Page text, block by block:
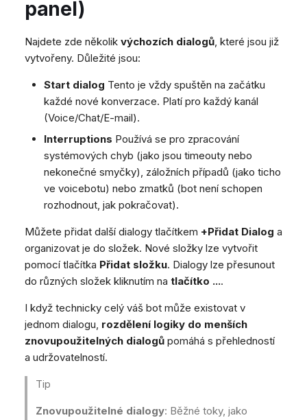
Sociální sítě
Můj profil
Facebook Messenger
WhatsApp
Viber
Vlastní fronty
Směrování
Workflow
Analytika
Systém
Vzdálená podpora
Obecné informace a tipy
Sociální sítě
Můj profil
Obecné informace a tipy
MS Teams
zařízení
zařízení
Telephone (macOS)
panel)
Najdete zde několik výchozích dialogů , které jsou již
vytvořeny. Důležité jsou:
Start dialog Tento je vždy spuštěn na začátku
každé nové konverzace. Platí pro každý kanál
(Voice/Chat/E-mail).
Interruptions Používá se pro zpracování
systémových chyb (jako jsou timeouty nebo
nekonečné smyčky), záložních případů (jako ticho
ve voicebotu) nebo zmatků (bot není schopen
rozhodnout, jak pokračovat).
Můžete přidat další dialogy tlačítkem +Přidat Dialog a
organizovat je do složek. Nové složky lze vytvořit
pomocí tlačítka Přidat složku. Dialogy lze přesunout
do různých složek kliknutím na tlačítko ....
I když technicky celý váš bot může existovat v
jednom dialogu, rozdělení logiky do menších
znovupoužitelných dialogů pomáhá s přehledností
a udržovatelností.
Tip
Znovupoužitelné dialogy: Běžné toky, jako